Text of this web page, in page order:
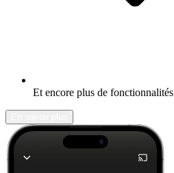
Et encore plus de fonctionnalités